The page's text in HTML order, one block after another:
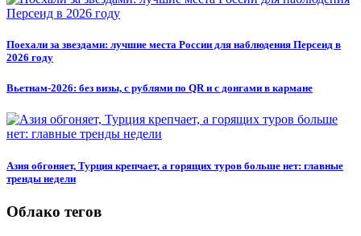
Поехали за звездами: лучшие места России для наблюдения Персеид в
2026 году
Вьетнам-2026: без визы, с рублями по QR и с донгами в кармане
Азия обгоняет, Турция крепчает, а горящих туров больше нет: главные
тренды недели
Облако тегов